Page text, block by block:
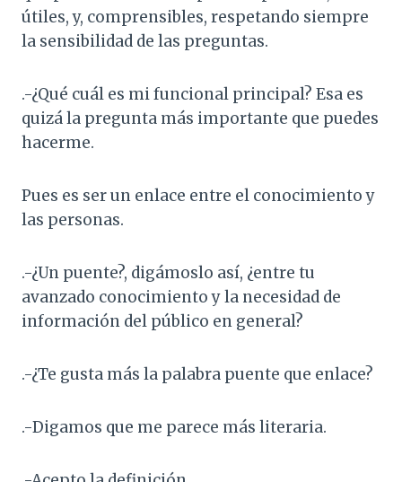
útiles, y, comprensibles, respetando siempre
la sensibilidad de las preguntas.
.-¿Qué cuál es mi funcional principal? Esa es
quizá la pregunta más importante que puedes
hacerme.
Pues es ser un enlace entre el conocimiento y
las personas.
.-¿Un puente?, digámoslo así, ¿entre tu
avanzado conocimiento y la necesidad de
información del público en general?
.-¿Te gusta más la palabra puente que enlace?
.-Digamos que me parece más literaria.